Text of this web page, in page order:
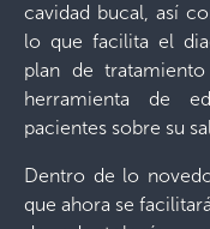
cavidad bucal, así
lo que facilita el
plan de
herramienta de
pacientes sobre su
Dentro de lo
que ahora se